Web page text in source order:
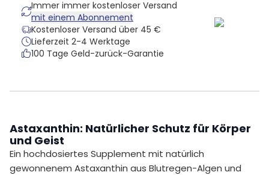
Immer immer kostenloser Versand
mit einem Abonnement
Kostenloser Versand über 45 €
Lieferzeit 2-4 Werktage
100 Tage Geld-zurück-Garantie
Astaxanthin: Natürlicher Schutz für Körper
und Geist
Ein hochdosiertes Supplement mit natürlich
gewonnenem Astaxanthin aus Blutregen-Algen und